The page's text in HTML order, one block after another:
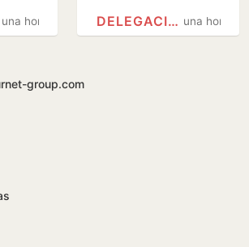
una hora
Melinda, de 45una hora
DELEGACIÓN DEL GOBIERNO
group.com